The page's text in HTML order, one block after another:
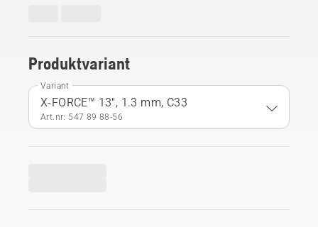
Produktvariant
Variant
X-FORCE™ 13", 1.3 mm, C33
Art.nr: 547 89 88‑56